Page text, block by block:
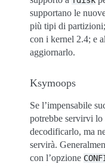
supportano le
più tipi di
con i kernel 2.4; e
aggiornarlo.
Ksymoops
Se l’impensabile
potrebbe servirvi lo
decodificarlo, ma
servirà.
con l’opzione